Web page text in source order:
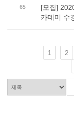
65
[모집]
카데미 수
1 2